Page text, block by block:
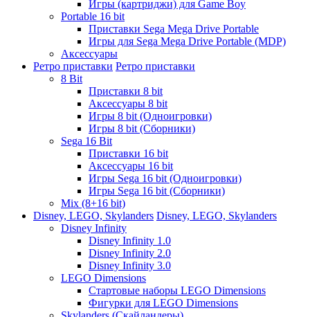
Игры (картриджи) для Game Boy
Portable 16 bit
Приставки Sega Mega Drive Portable
Игры для Sega Mega Drive Portable (MDP)
Аксессуары
Ретро приставки Ретро приставки
8 Bit
Приставки 8 bit
Аксессуары 8 bit
Игры 8 bit (Одноигровки)
Игры 8 bit (Сборники)
Sega 16 Bit
Приставки 16 bit
Аксессуары 16 bit
Игры Sega 16 bit (Одноигровки)
Игры Sega 16 bit (Сборники)
Mix (8+16 bit)
Disney, LEGO, Skylanders Disney, LEGO, Skylanders
Disney Infinity
Disney Infinity 1.0
Disney Infinity 2.0
Disney Infinity 3.0
LEGO Dimensions
Стартовые наборы LEGO Dimensions
Фигурки для LEGO Dimensions